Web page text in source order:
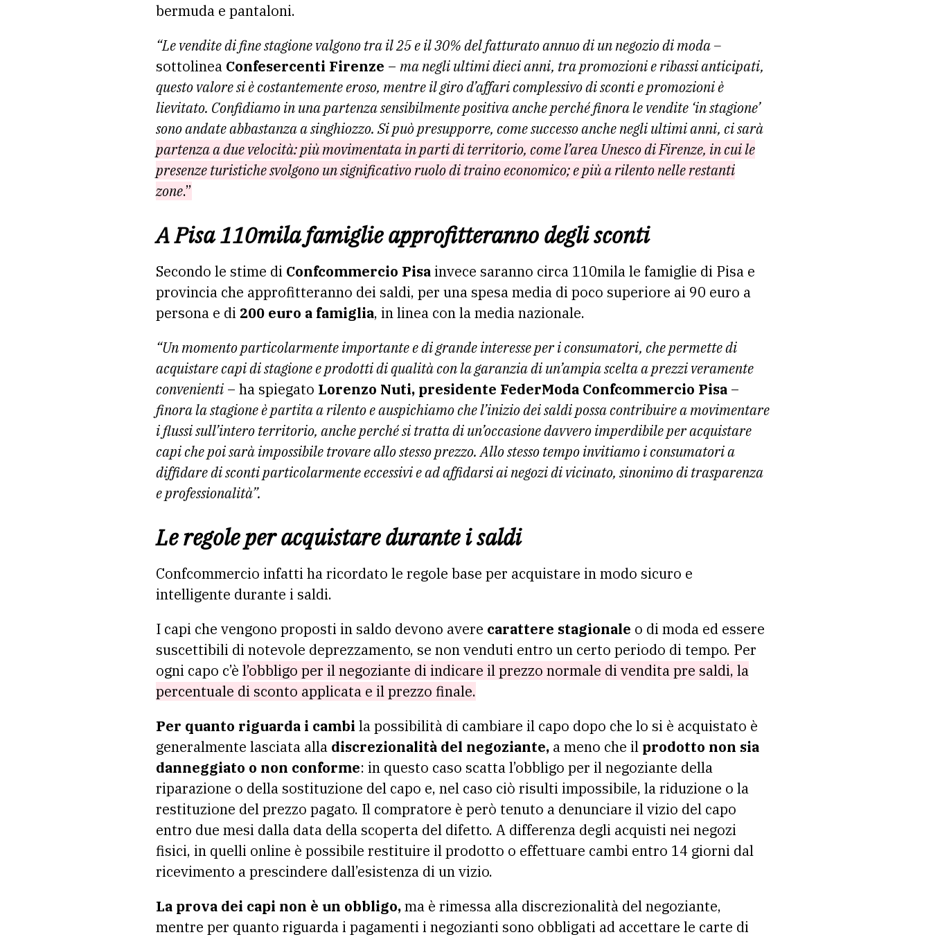
bermuda e pantaloni.
“Le vendite di fine stagione valgono tra il 25 e il 30% del fatturato annuo di un negozio di moda –
sottolinea Confesercenti Firenze – ma negli ultimi dieci anni, tra promozioni e ribassi anticipati,
questo valore si è costantemente eroso, mentre il giro d’affari complessivo di sconti e promozioni è
lievitato. Confidiamo in una partenza sensibilmente positiva anche perché finora le vendite ‘in stagione’
sono andate abbastanza a singhiozzo. Si può presupporre, come successo anche negli ultimi anni, ci sarà
partenza a due velocità: più movimentata in parti di territorio, come l’area Unesco di Firenze, in cui le
presenze turistiche svolgono un significativo ruolo di traino economico; e più a rilento nelle restanti
zone.”
A Pisa 110mila famiglie approfitteranno degli sconti
Secondo le stime di Confcommercio Pisainvece saranno circa 110mila le famiglie di Pisa e
provincia che approfitteranno dei saldi, per una spesa media di poco superiore ai 90 euro a
persona e di 200 euro a famiglia, in linea con la media nazionale.
“Un momento particolarmente importante e di grande interesse per i consumatori, che permette di
acquistare capi di stagione e prodotti di qualità con la garanzia di un’ampia scelta a prezzi veramente
convenienti – ha spiegato Lorenzo Nuti, presidente FederModa Confcommercio Pisa –
finora la stagione è partita a rilento e auspichiamo che l’inizio dei saldi possa contribuire a movimentare
i flussi sull’intero territorio, anche perché si tratta di un’occasione davvero imperdibile per acquistare
capi che poi sarà impossibile trovare allo stesso prezzo. Allo stesso tempo invitiamo i consumatori a
diffidare di sconti particolarmente eccessivi e ad affidarsi ai negozi di vicinato, sinonimo di trasparenza
e professionalità”.
Le regole per acquistare durante i saldi
Confcommercio infatti ha ricordato le regole base per acquistare in modo sicuro e
intelligente durante i saldi.
I capi che vengono proposti in saldo devono avere carattere stagionale o di moda ed essere
suscettibili di notevole deprezzamento, se non venduti entro un certo periodo di tempo. Per
ogni capo c’è l’obbligo per il negoziante di indicare il prezzo normale di vendita pre saldi, la
percentuale di sconto applicata e il prezzo finale.
Per quanto riguarda i cambi la possibilità di cambiare il capo dopo che lo si è acquistato è
generalmente lasciata alla discrezionalità del negoziante, a meno che il prodotto non sia
danneggiato o non conforme: in questo caso scatta l’obbligo per il negoziante della
riparazione o della sostituzione del capo e, nel caso ciò risulti impossibile, la riduzione o la
restituzione del prezzo pagato. Il compratore è però tenuto a denunciare il vizio del capo
entro due mesi dalla data della scoperta del difetto. A differenza degli acquisti nei negozi
fisici, in quelli online è possibile restituire il prodotto o effettuare cambi entro 14 giorni dal
ricevimento a prescindere dall’esistenza di un vizio.
La prova dei capi non è un obbligo,ma è rimessa alla discrezionalità del negoziante,
mentre per quanto riguarda i pagamenti i negozianti sono obbligati ad accettare le carte di